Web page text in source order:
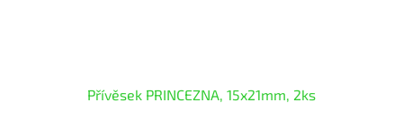
Přívěsek PRINCEZNA, 15x21mm, 2ks